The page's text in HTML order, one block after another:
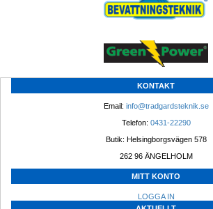
KONTAKT
Email: info@tradgardsteknik.se
Telefon: 0431-22290
Butik: Helsingborgsvägen 578
262 96 ÄNGELHOLM
MITT KONTO
LOGGA IN